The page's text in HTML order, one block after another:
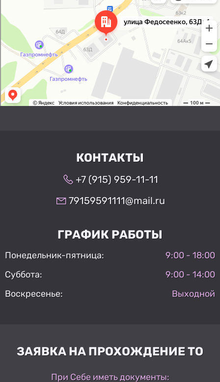
Яндекс Карты
КОНТАКТЫ
+7 (915) 959-11-11
79159591111@mail.ru
ГРАФИК РАБОТЫ
Понедельник-пятница:
9:00 - 18:00
Суббота:
9:00 - 14:00
Воскресенье:
Выходной
ЗАЯВКА НА ПРОХОЖДЕНИЕ ТО
При Себе иметь документы: